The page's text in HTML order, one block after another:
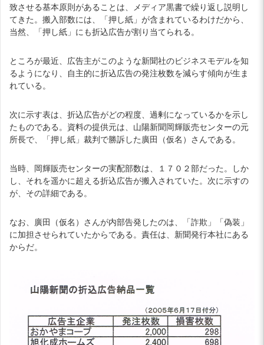
致させる基本原則があることは、メディア黒書で繰り返し説明し
てきた。搬入部数には、「押し紙」が含まれているわけだから、
当然、「押し紙」にも折込広告が割り当てられる。
ところが最近、広告主がこのような新聞社のビジネスモデルを知
るようになり、自主的に折込広告の発注枚数を減らす傾向が生ま
れている。
次に示す表は、折込広告がどの程度、過剰になっているかを示し
たものである。資料の提供元は、山陽新聞岡輝販売センターの元
所長で、「押し紙」裁判で勝訴した廣田（仮名）さんである。
当時、岡輝販売センターの実配部数は、１７０２部だった。しか
し、それを遥かに超える折込広告が搬入されていた。次に示すの
が、その詳細である。
なお、廣田（仮名）さんが内部告発したのは、「詐欺」「偽装」
に加担させられていたからである。責任は、新聞発行本社にある
からだ。